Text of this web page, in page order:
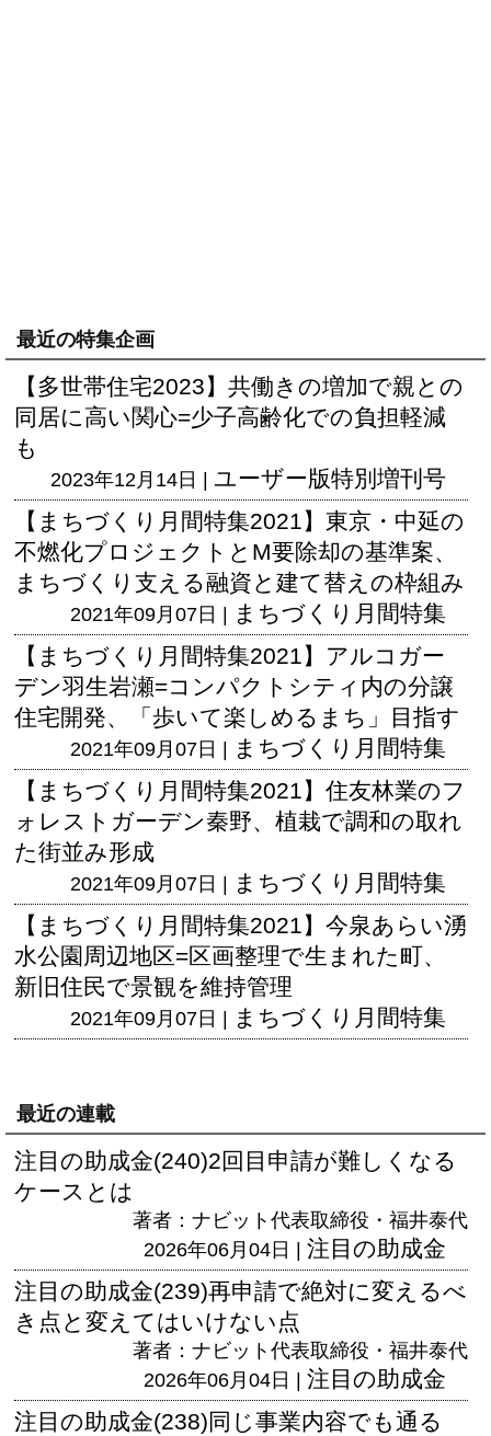
最近の特集企画
【多世帯住宅2023】共働きの増加で親との
同居に高い関心=少子高齢化での負担軽減
も
2023年12月14日 | ユーザー版特別増刊号
【まちづくり月間特集2021】東京・中延の
不燃化プロジェクトとM要除却の基準案、
まちづくり支える融資と建て替えの枠組み
2021年09月07日 | まちづくり月間特集
【まちづくり月間特集2021】アルコガー
デン羽生岩瀬=コンパクトシティ内の分譲
住宅開発、「歩いて楽しめるまち」目指す
2021年09月07日 | まちづくり月間特集
【まちづくり月間特集2021】住友林業のフ
ォレストガーデン秦野、植栽で調和の取れ
た街並み形成
2021年09月07日 | まちづくり月間特集
【まちづくり月間特集2021】今泉あらい湧
水公園周辺地区=区画整理で生まれた町、
新旧住民で景観を維持管理
2021年09月07日 | まちづくり月間特集
最近の連載
注目の助成金(240)2回目申請が難しくなる
ケースとは
著者：ナビット代表取締役・福井泰代
2026年06月04日 | 注目の助成金
注目の助成金(239)再申請で絶対に変えるべ
き点と変えてはいけない点
著者：ナビット代表取締役・福井泰代
2026年06月04日 | 注目の助成金
注目の助成金(238)同じ事業内容でも通る